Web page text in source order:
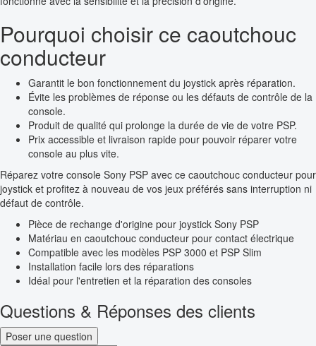
Pourquoi choisir ce caoutchouc
conducteur
Garantit le bon fonctionnement du joystick après réparation.
Évite les problèmes de réponse ou les défauts de contrôle de la
console.
Produit de qualité qui prolonge la durée de vie de votre PSP.
Prix accessible et livraison rapide pour pouvoir réparer votre
console au plus vite.
Réparez votre console Sony PSP avec ce caoutchouc conducteur pour
joystick et profitez à nouveau de vos jeux préférés sans interruption ni
défaut de contrôle.
Pièce de rechange d'origine pour joystick Sony PSP
Matériau en caoutchouc conducteur pour contact électrique
Compatible avec les modèles PSP 3000 et PSP Slim
Installation facile lors des réparations
Idéal pour l'entretien et la réparation des consoles
Questions & Réponses des clients
Poser une question